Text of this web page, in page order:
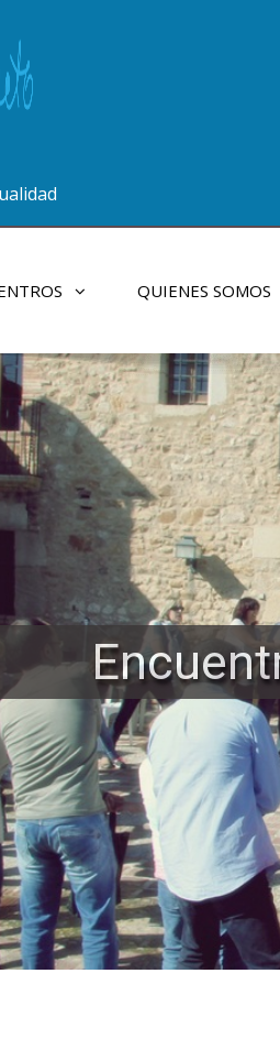
QUIENES SOMOS